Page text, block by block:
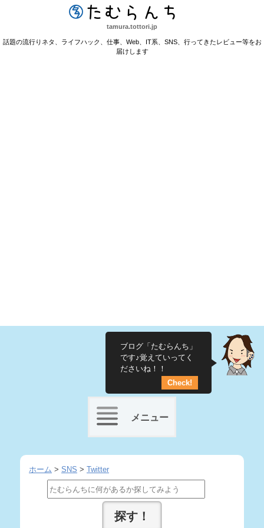
たむらんち
tamura.tottori.jp
話題の流行りネタ、ライフハック、仕事、Web、IT系、SNS、行ってきたレビュー等をお
届けします
ブログ「たむらんち」
です♪覚えていってく
ださいね！！
Check!
メニュー
Skip
to
content
ホーム > SNS > Twitter
Search
for: